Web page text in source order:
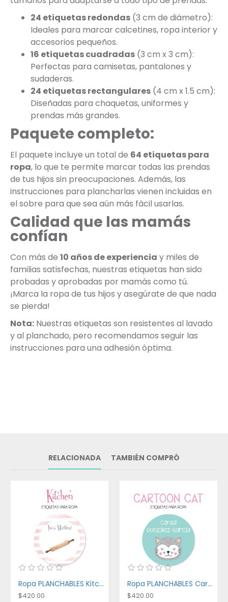
24 etiquetas redondas (3 cm de diámetro):
Ideales para marcar calcetines, ropa interior y
accesorios pequeños.
16 etiquetas cuadradas (3 cm x 3 cm):
Perfectas para camisetas, pantalones y
sudaderas.
24 etiquetas rectangulares (4 cm x 1.5 cm):
Diseñadas para chaquetas, uniformes y
prendas más grandes.
Paquete completo:
El paquete incluye un total de 64 etiquetas para
ropa, lo que te permite marcar todas las prendas
de tus hijos sin preocupaciones. Además, las
instrucciones para plancharlas vienen incluidas en
el sobre para que sea aún más fácil usarlas.
Calidad que las mamás
confían
Con más de 10 años de experiencia y miles de
familias satisfechas, nuestras etiquetas han sido
probadas y aprobadas por mamás como tú.
¡Marca la ropa de tus hijos y asegúrate de que nada
se pierda!
Nota: Nuestras etiquetas son resistentes al lavado
y al planchado, pero recomendamos seguir las
instrucciones para una adhesión óptima.
RELACIONADA TAMBIÉN COMPRÓ
Ropa PLANCHABLES Kitchen
$420.00
Ropa PLANCHABLES Cartoon Cat
$420.00